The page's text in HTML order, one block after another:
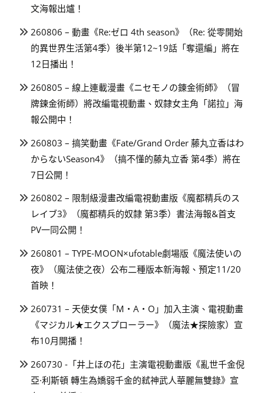
文海報出爐！
260806 – 動畫《Re:ゼロ 4th season》（Re: 從零開始
的異世界生活第4季）後半第12~19話「奪還編」將在
12日播出！
260805 – 線上連載漫畫《ニセモノの錬金術師》（冒
牌鍊金術師）將改編電視動畫、奴隸女主角「諾拉」海
報公開中！
260803 – 搞笑動畫《Fate/Grand Order 藤丸立香はわ
からないSeason4》（搞不懂的藤丸立香 第4季）將在
7日公開！
260802 – 限制級漫畫改編電視動畫版《魔都精兵のス
レイブ3》（魔都精兵的奴隸 第3季）書法海報&首支
PV一同公開！
260801 – TYPE-MOON×ufotable劇場版《魔法使いの
夜》（魔法使之夜）公布二種版本新海報、預定11/20
首映！
260731 – 天使女僕「M・A・O」加入主演、電視動畫
《マジカル★エクスプローラー》（魔法★探險家）宣
布10月開播！
260730 -「井上ほの花」主演電視動畫版《亂世千金倪
亞·利斯頓 轉生為嬌弱千金的弒神武人華麗無雙錄》宣